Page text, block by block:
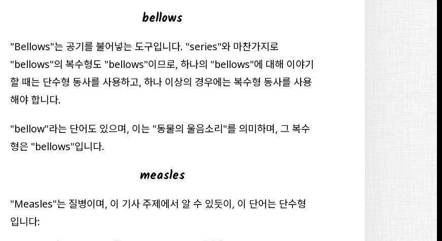
bellows
"Bellows"는 공기를 불어넣는 도구입니다. "series"와 마찬가지로
"bellows"의 복수형도 "bellows"이므로, 하나의 "bellows"에 대해 이야기
할 때는 단수형 동사를 사용하고, 하나 이상의 경우에는 복수형 동사를 사용
해야 합니다.
"bellow"라는 단어도 있으며, 이는 "동물의 울음소리"를 의미하며, 그 복수
형은 "bellows"입니다.
measles
"Measles"는 질병이며, 이 기사 주제에서 알 수 있듯이, 이 단어는 단수형
입니다: